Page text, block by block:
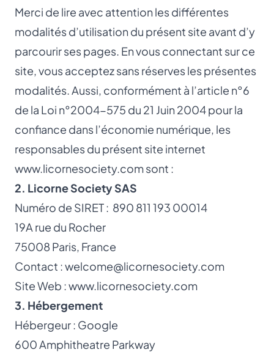
Merci de lire avec attention les différentes
modalités d’utilisation du présent site avant d’y
parcourir ses pages. En vous connectant sur ce
site, vous acceptez sans réserves les présentes
modalités. Aussi, conformément à l’article n°6
de la Loi n°2004-575 du 21 Juin 2004 pour la
confiance dans l’économie numérique, les
responsables du présent site internet
www.licornesociety.comsont :
2. Licorne Society SAS
Numéro de SIRET : 890 811 193 00014
19A rue du Rocher
75008 Paris, France
Contact :welcome@licornesociety.com
Site Web :www.licornesociety.com
3. Hébergement
Hébergeur : Google
600 Amphitheatre Parkway